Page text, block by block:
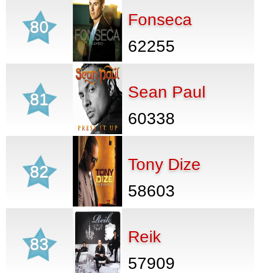
80
Fonseca
62255
81
Sean Paul
60338
82
Tony Dize
58603
83
Reik
57909